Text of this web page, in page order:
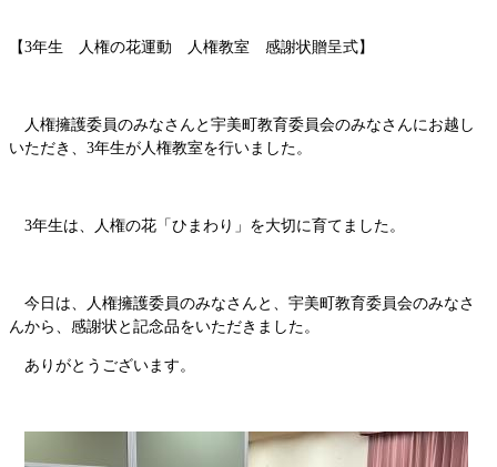
【3年生 人権の花運動 人権教室 感謝状贈呈式】
人権擁護委員のみなさんと宇美町教育委員会のみなさんにお越し
いただき、3年生が人権教室を行いました。
3年生は、人権の花「ひまわり」を大切に育てました。
今日は、人権擁護委員のみなさんと、宇美町教育委員会のみなさ
んから、感謝状と記念品をいただきました。
ありがとうございます。